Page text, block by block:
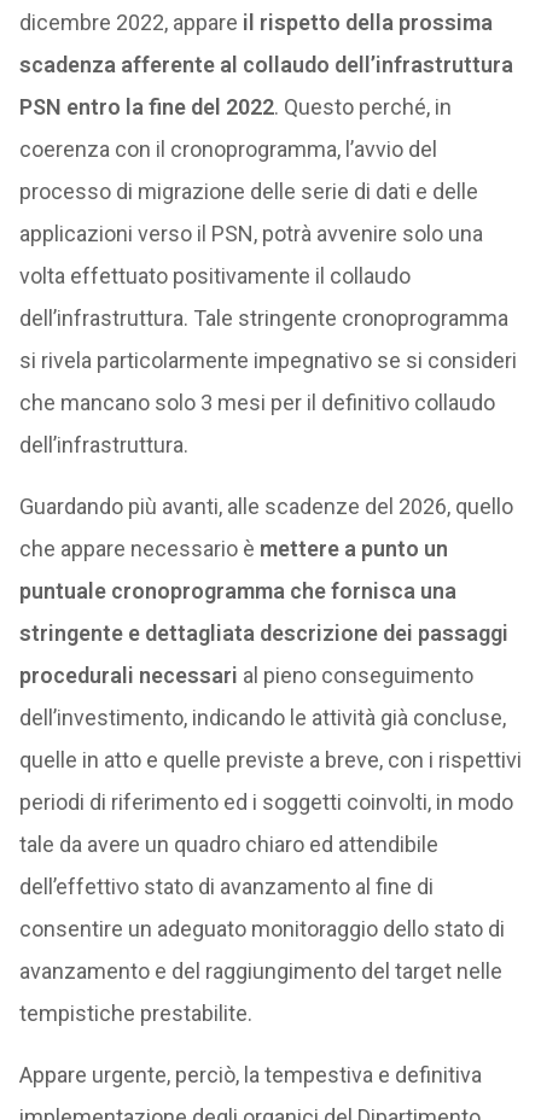
dicembre 2022, appare il rispetto della prossima
scadenza afferente al collaudo dell’infrastruttura
PSN entro la fine del 2022. Questo perché, in
coerenza con il cronoprogramma, l’avvio del
processo di migrazione delle serie di dati e delle
applicazioni verso il PSN, potrà avvenire solo una
volta effettuato positivamente il collaudo
dell’infrastruttura. Tale stringente cronoprogramma
si rivela particolarmente impegnativo se si consideri
che mancano solo 3 mesi per il definitivo collaudo
dell’infrastruttura.
Guardando più avanti, alle scadenze del 2026, quello
che appare necessario è mettere a punto un
puntuale cronoprogramma che fornisca una
stringente e dettagliata descrizione dei passaggi
procedurali necessari al pieno conseguimento
dell’investimento, indicando le attività già concluse,
quelle in atto e quelle previste a breve, con i rispettivi
periodi di riferimento ed i soggetti coinvolti, in modo
tale da avere un quadro chiaro ed attendibile
dell’effettivo stato di avanzamento al fine di
consentire un adeguato monitoraggio dello stato di
avanzamento e del raggiungimento del target nelle
tempistiche prestabilite.
Appare urgente, perciò, la tempestiva e definitiva